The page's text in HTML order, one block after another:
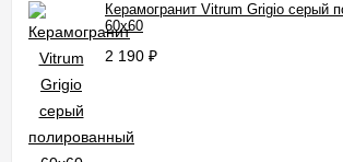
Керамогранит Vitrum Grigio серый
60x60
2 190 ₽